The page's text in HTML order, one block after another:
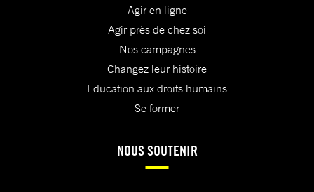
Agir en ligne
Agir près de chez soi
Nos campagnes
Changez leur histoire
Education aux droits humains
Se former
NOUS SOUTENIR